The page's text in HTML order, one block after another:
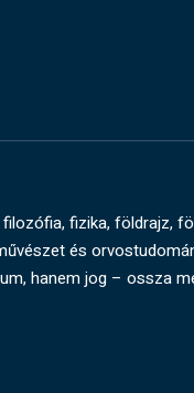
fizika, földrajz,
és
hanem jog – ossza